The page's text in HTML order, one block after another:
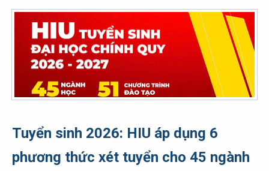
Tuyển sinh 2026: HIU áp dụng 6
phương thức xét tuyển cho 45 ngành